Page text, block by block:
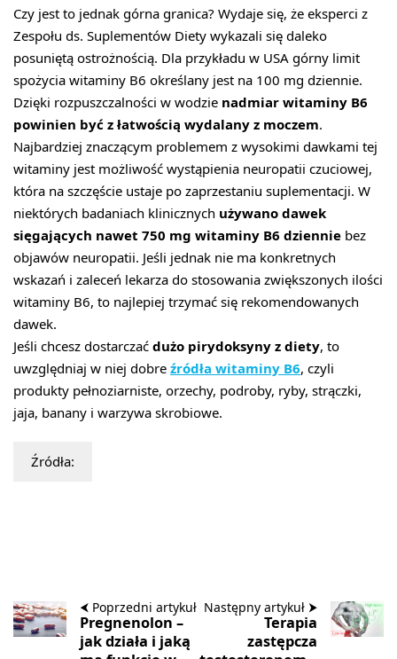
Czy jest to jednak górna granica? Wydaje się, że eksperci z
Zespołu ds. Suplementów Diety wykazali się daleko
posuniętą ostrożnością. Dla przykładu w USA górny limit
spożycia witaminy B6 określany jest na 100 mg dziennie.
Dzięki rozpuszczalności w wodzie nadmiar witaminy B6
powinien być z łatwością wydalany z moczem
Najbardziej znaczącym problemem z wysokimi dawkami tej
witaminy jest możliwość wystąpienia neuropatii czuciowej,
która na szczęście ustaje po zaprzestaniu suplementacji. W
niektórych badaniach klinicznych używano dawek
sięgających nawet 750 mg witaminy B6 dziennie bez
objawów neuropatii. Jeśli jednak nie ma konkretnych
wskazań i zaleceń lekarza do stosowania zwiększonych ilości
witaminy B6, to najlepiej trzymać się rekomendowanych
dawek.
Jeśli chcesz dostarczać dużo pirydoksyny z diety , to
uwzględniaj w niej dobre źródła witaminy B6 , czyli
produkty pełnoziarniste, orzechy, podroby, ryby, strączki,
jaja, banany i warzywa skrobiowe.
Źródła:
⮜ Poprzedni artykuł
Pregnenolon –
jak działa i jaką
Następny artykuł ⮞
Terapia
zastępcza